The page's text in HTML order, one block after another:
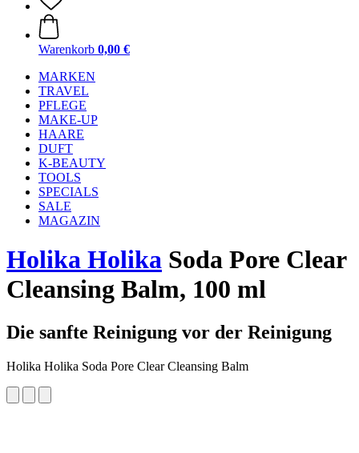
Warenkorb 0,00 €
MARKEN
TRAVEL
PFLEGE
MAKE-UP
HAARE
DUFT
K-BEAUTY
TOOLS
SPECIALS
SALE
MAGAZIN
Holika Holika Soda Pore Clear
Cleansing Balm, 100 ml
Die sanfte Reinigung vor der Reinigung
Holika Holika Soda Pore Clear Cleansing Balm